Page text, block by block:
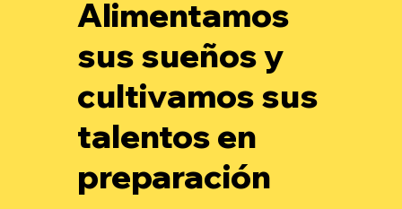
Alimentamos
sus sueños y
cultivamos sus
talentos en
preparación